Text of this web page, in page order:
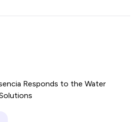
Responds to the Water